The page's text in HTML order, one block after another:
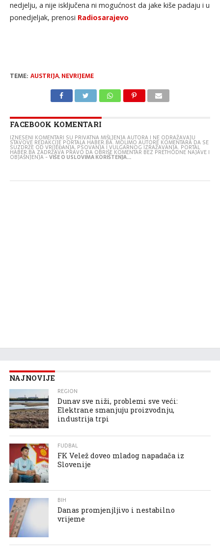
nedjelju, a nije isključena ni mogućnost da jake kiše padaju i u
ponedjeljak, prenosi Radiosarajevo
TEME: AUSTRIJA, NEVRIJEME
FACEBOOK KOMENTARI
IZNESENI KOMENTARI SU PRIVATNA MIŠLJENJA AUTORA I NE ODRAŽAVAJU
STAVOVE REDAKCIJE PORTALA HABER.BA. MOLIMO AUTORE KOMENTARA DA SE
SUZDRŽE OD VRIJEĐANJA, PSOVANJA I VULGARNOG IZRAŽAVANJA. PORTAL
HABER.BA ZADRŽAVA PRAVO DA OBRIŠE KOMENTAR BEZ PRETHODNE NAJAVE I
OBJAŠNJENJA -VIŠE O USLOVIMA KORIŠTENJA...
NAJNOVIJE
REGION
Dunav sve niži, problemi sve veći:
Elektrane smanjuju proizvodnju,
industrija trpi
FUDBAL
FK Velež doveo mladog napadača iz
Slovenije
BIH
Danas promjenjljivo i nestabilno
vrijeme